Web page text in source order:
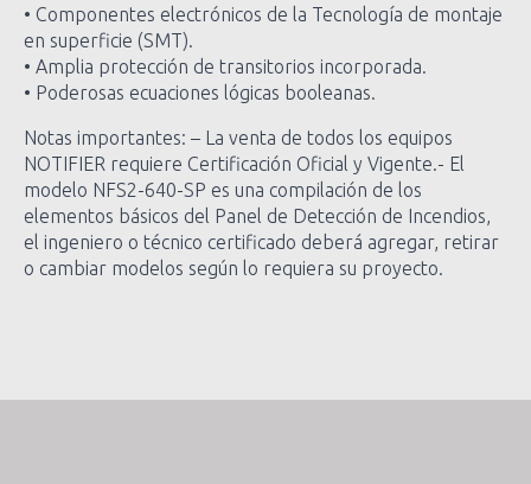
• Componentes electrónicos de la Tecnología de montaje
en superficie (SMT).
• Amplia protección de transitorios incorporada.
• Poderosas ecuaciones lógicas booleanas.
Notas importantes: – La venta de todos los equipos
NOTIFIER requiere Certificación Oficial y Vigente.- El
modelo NFS2-640-SP es una compilación de los
elementos básicos del Panel de Detección de Incendios,
el ingeniero o técnico certificado deberá agregar, retirar
o cambiar modelos según lo requiera su proyecto.